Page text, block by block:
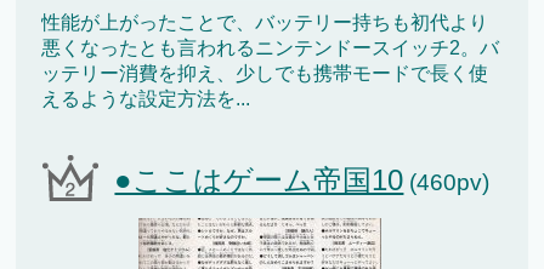
性能が上がったことで、バッテリー持ちも初代より
悪くなったとも言われるニンテンドースイッチ2。バ
ッテリー消費を抑え、少しでも携帯モードで長く使
えるような設定方法を...
●ここはゲーム帝国10 (460pv)